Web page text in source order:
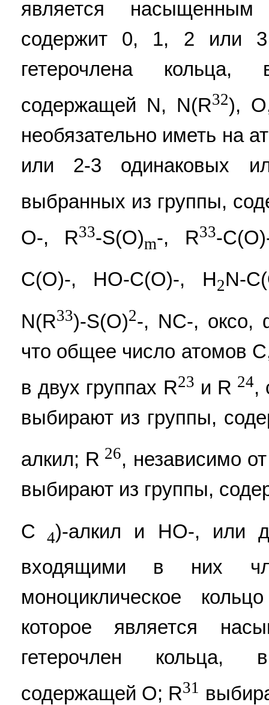
является
содержит 0, 1, 2 или 3
гетерочлена
содержащей N, N(R32),
необязательно иметь на
или 2-3 одинаковых
выбранных из группы,
O-, R33-S(O)m-, R33-
C(O)-, HO-C(O)-, H2N-
N(R33)-S(O)2-, NC-, оксо,
что общее число атомов
в двух группах R23 и R 24,
выбирают из группы,
алкил; R 26, независимо
выбирают из группы,
C 4)-алкил и HO-, или
входящими в них
моноциклическое
которое является
гетерочлен кольца,
содержащей O; R31